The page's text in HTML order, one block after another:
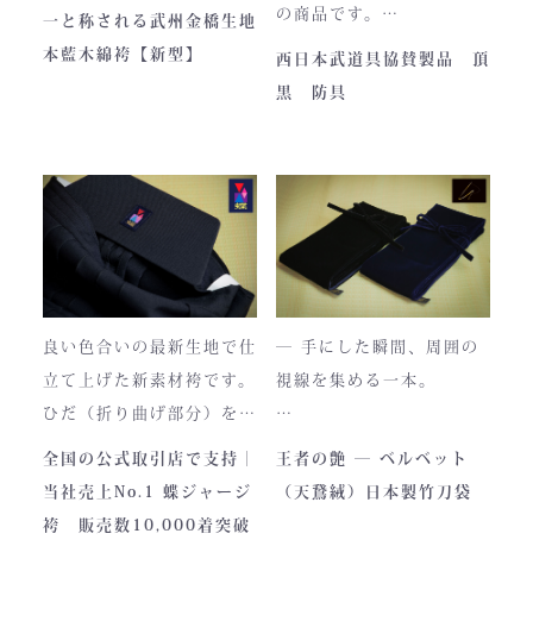
本商品は本藍染を使用して
います。
使い込むほどに色は落ち着
き、
あなただけの一着へと育っ
ていきます。
藍が変化していく時間ご
と、お楽しみください。
日本国内でも袴を手がける
職人が数えるほどしかいな
い今、
この袴は、一針一針に魂を
込めて仕立てられた 日本
最高峰の逸品 です。
製作の地は、火の国・熊
一と称される武州金橋生地
本藍木綿袴【新型】
の商品です。
【商品内容】
・頂黒セット
西日本武道具協賛製品 頂
黒 防具
良い色合いの最新生地で仕
立て上げた新素材袴です。
ひだ（折り曲げ部分）を縫
い込んでありますので洗濯
しても崩れが少なく簡単に
折りたためます。
全国の公式取引店で支持｜
当社売上No.1 蝶ジャージ
袴 販売数10,000着突破
― 手にした瞬間、周囲の
視線を集める一本。
深く艶めくベルベットの光
沢。
王者の艶 ― ベルベット
（天鵞絨）日本製竹刀袋